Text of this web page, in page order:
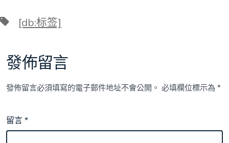
街
搭
快
標 [db:标签]
發佈留言
發佈留言必須填寫的電子郵件地址不會公開。 必填欄位標示為*
留言*